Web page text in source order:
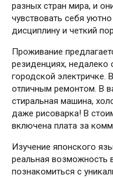
разных стран мира, и
чувствовать себя
дисциплину и четкий
Проживание
резиденциях,
городской
отличным ремонтом. В
стиральная машина,
даже рисоварка! В
включена плата за
Изучение японского
реальная возможность
познакомиться с